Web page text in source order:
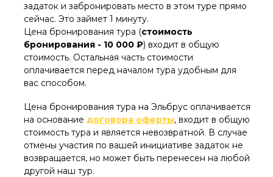
Цена бронирования тура на Эльбрус оплачивается
на основание договора оферты, входит в общую
стоимость тура и является невозвратной. В случае
отмены участия по вашей инициативе задаток не
возвращается, но может быть перенесен на любой
другой наш тур.
задаток и забронировать место в этом туре прямо
сейчас. Это займет 1 минуту.
Цена бронирования тура (стоимость
бронирования - 10 000 ₽) входит в общую
стоимость. Остальная часть стоимости
оплачивается перед началом тура удобным для
вас способом.